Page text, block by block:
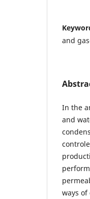
and
In the
and
ways